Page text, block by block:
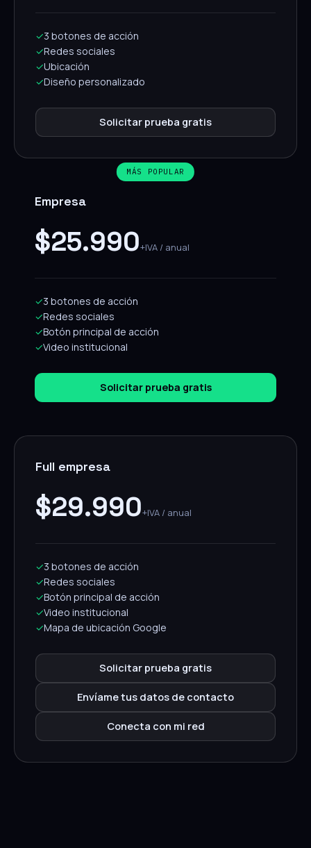
✓3 botones de acción
✓Redes sociales
✓Ubicación
✓Diseño personalizado
Solicitar prueba gratis
MÁS POPULAR
Empresa
$25.990+IVA / anual
✓3 botones de acción
✓Redes sociales
✓Botón principal de acción
✓Video institucional
Solicitar prueba gratis
Full empresa
$29.990+IVA / anual
✓3 botones de acción
✓Redes sociales
✓Botón principal de acción
✓Video institucional
✓Mapa de ubicación Google
Solicitar prueba gratis
Envíame tus datos de contacto
Conecta con mi red